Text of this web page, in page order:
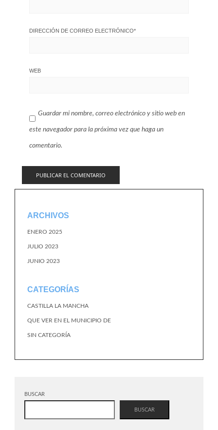
DIRECCIÓN DE CORREO ELECTRÓNICO*
WEB
Guardar mi nombre, correo electrónico y sitio web en
este navegador para la próxima vez que haga un
comentario.
ARCHIVOS
ENERO 2025
JULIO 2023
JUNIO 2023
CATEGORÍAS
CASTILLA LA MANCHA
QUE VER EN EL MUNICIPIO DE
SIN CATEGORÍA
BUSCAR
BUSCAR